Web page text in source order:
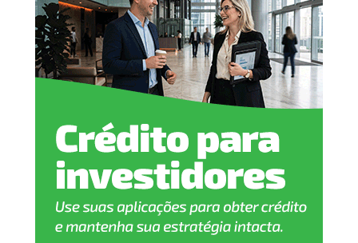
2 meses
Pentavalente (1ª dose)
Pólio (1ª dose)
Pneumocócica (1ª dose)
Rotavírus (1ª dose)
3 meses:
Meningocócica C (1ª dose)